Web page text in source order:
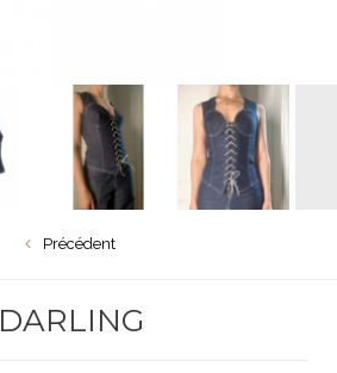
Précédent
DARLING